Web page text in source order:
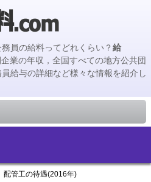
員の給料ってどれくらい？給
業の年収，全国すべての地方公共団
給与の詳細など様々な情報を紹介し
配管工の待遇(2016年)